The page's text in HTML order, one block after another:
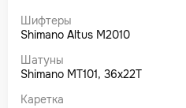
Шифтеры
Shimano Altus M2010
Шатуны
Shimano MT101, 36x22T
Каретка